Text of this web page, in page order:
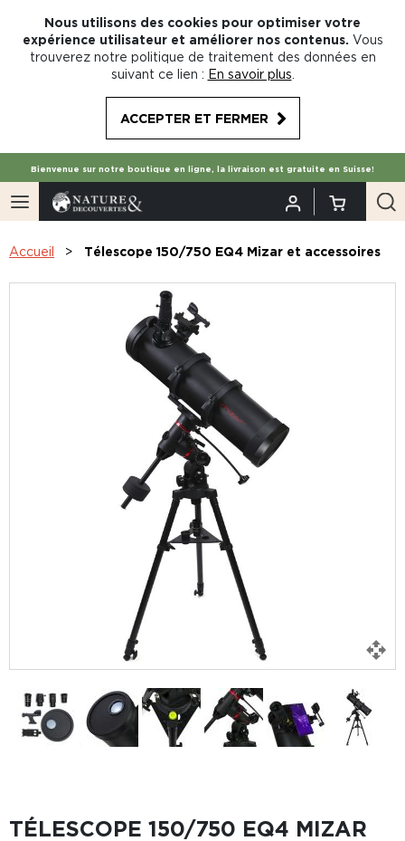
Nous utilisons des cookies pour optimiser votre
expérience utilisateur et améliorer nos contenus. Vous
trouverez notre politique de traitement des données en
suivant ce lien : En savoir plus
ACCEPTER ET FERMER
Bienvenue sur notre boutique en ligne, la livraison est gratuite en Suisse!
Accueil Télescope 150/750 EQ4 Mizar et accessoires
TÉLESCOPE 150/750 EQ4 MIZAR